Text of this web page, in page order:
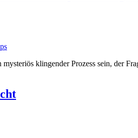
klingender Prozess sein, der